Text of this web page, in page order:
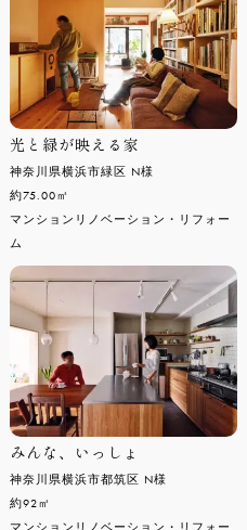
光と緑が映える家
神奈川県横浜市緑区 N様
約75.00㎡
マンションリノベーション・リフォー
ム
みんな、いっしょ
神奈川県横浜市都筑区 N様
約92㎡
マンションリノベーション・リフォー